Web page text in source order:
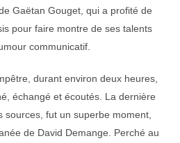
Gaëtan Gouget, qui a profité de
pour faire montre de ses talents
communicatif.
durant environ deux heures,
échangé et écoutés. La dernière
sources, fut un superbe moment,
de David Demange. Perché au